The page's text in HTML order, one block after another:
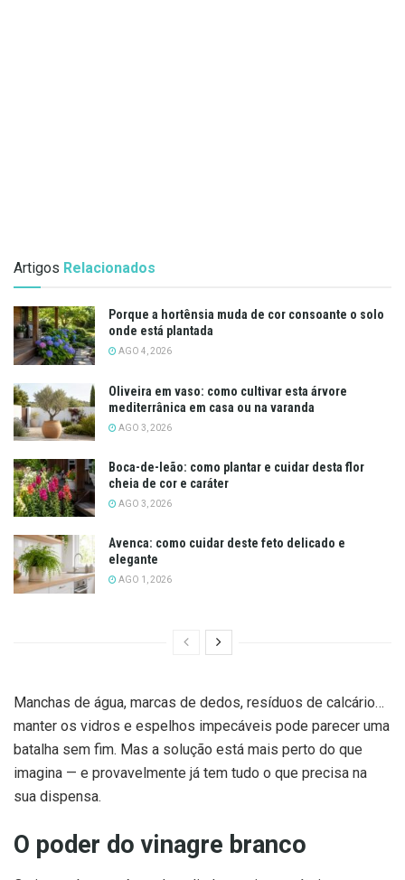
Artigos Relacionados
Porque a hortênsia muda de cor consoante o solo
onde está plantada
AGO 4, 2026
Oliveira em vaso: como cultivar esta árvore
mediterrânica em casa ou na varanda
AGO 3, 2026
Boca-de-leão: como plantar e cuidar desta flor
cheia de cor e caráter
AGO 3, 2026
Avenca: como cuidar deste feto delicado e
elegante
AGO 1, 2026
Manchas de água, marcas de dedos, resíduos de calcário…
manter os vidros e espelhos impecáveis pode parecer uma
batalha sem fim. Mas a solução está mais perto do que
imagina — e provavelmente já tem tudo o que precisa na
sua dispensa.
O poder do vinagre branco